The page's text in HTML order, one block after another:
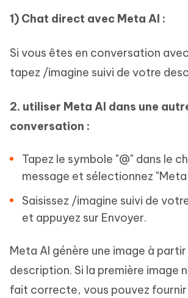
1) Chat direct avec Meta AI :
Si vous êtes en conversation
tapez /imagine suivi de votre
2. utiliser Meta AI dans une
conversation :
Tapez le symbole "@" dans le
message et sélectionnez "Meta
Saisissez /imagine suivi de
et appuyez sur Envoyer.
Meta AI génère une image à
description. Si la première image
fait correcte, vous pouvez fournir